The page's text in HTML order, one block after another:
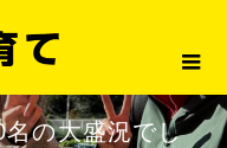
の大盛況でし